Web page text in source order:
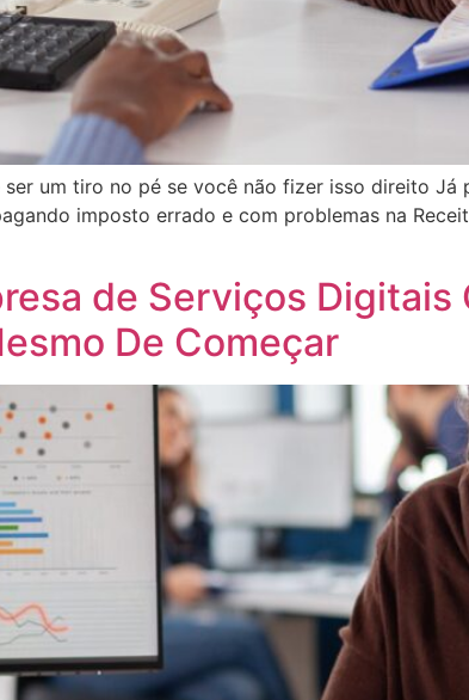
um tiro no pé se você não fizer isso direito Já
imposto errado e com problemas na
de Serviços Digitais
De Começar